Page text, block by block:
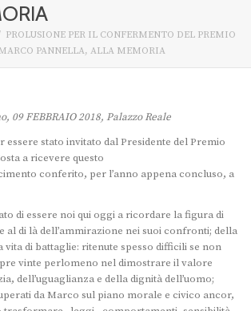
PROLUSIONE PER IL CONFERMENTO DEL PREMIO
PANNELLA, ALLA MEMORIA
09 FEBBRAIO 2018, Palazzo Reale
essere stato invitato dal Presidente del Premio
a ricevere questo
conferito, per l’anno appena concluso, a
di essere noi qui oggi a ricordare la figura di
al di là dell’ammirazione nei suoi confronti; della
vita di battaglie: ritenute spesso difficili se non
vinte perlomeno nel dimostrare il valore
dell’uguaglianza e della dignità dell’uomo;
da Marco sul piano morale e civico ancor,